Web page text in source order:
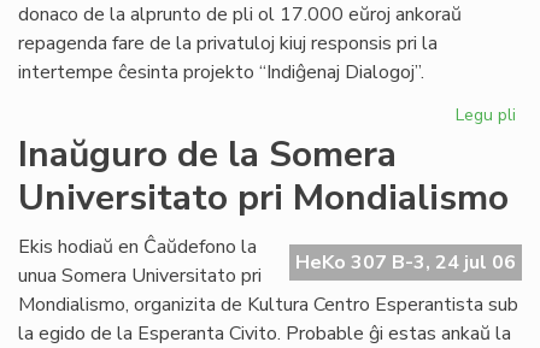
donaco de la alprunto de pli ol 17.000 eŭroj ankoraŭ
repagenda fare de la privatuloj kiuj responsis pri la
intertempe ĉesinta projekto “Indiĝenaj Dialogoj”.
Legu pli
Inaŭguro de la Somera
Universitato pri Mondialismo
HeKo 307 B-3, 24 jul 06
Ekis hodiaŭ en Ĉaŭdefono la
unua Somera Universitato pri
Mondialismo, organizita de Kultura Centro Esperantista sub
la egido de la Esperanta Civito. Probable ĝi estas ankaŭ la